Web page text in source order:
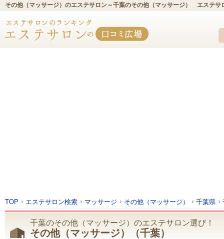
その他（マッサージ）のエステサロン～千葉のその他（マッサージ） エステサ
TOP エステサロン検索 マッサージ その他（マッサージ） 千葉県
千葉のその他（マッサージ）のエステサロン選び！
その他（マッサージ）（千葉）